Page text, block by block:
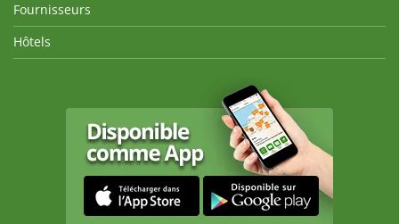
Fournisseurs
Hôtels